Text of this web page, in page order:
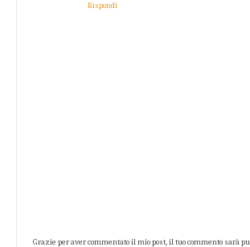
Rispondi
Grazie per aver commentato il mio post, il tuo commento sarà